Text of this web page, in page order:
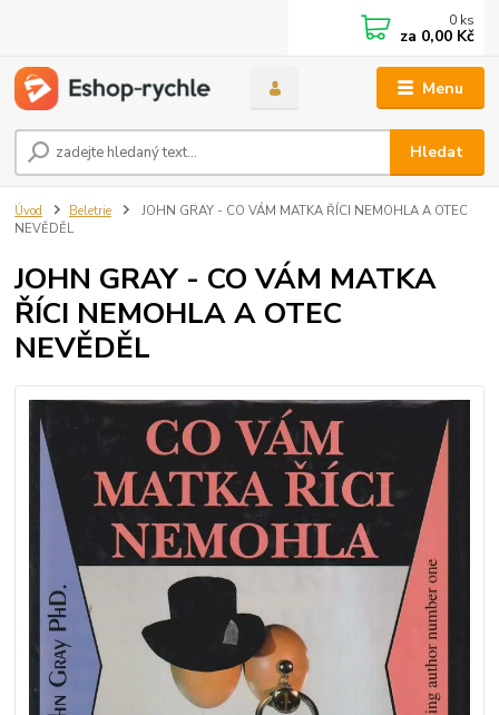
Menu
Hledat
0 ks
za 0,00 Kč
Úvod Beletrie
JOHN GRAY - CO VÁM MATKA ŘÍCI NEMOHLA A OTEC
NEVĚDĚL
JOHN GRAY - CO VÁM MATKA
ŘÍCI NEMOHLA A OTEC
NEVĚDĚL